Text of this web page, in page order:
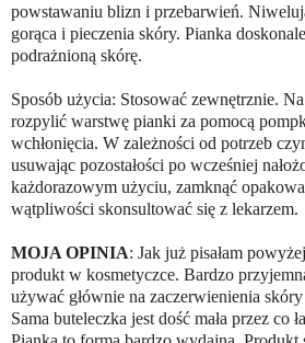
powstawaniu blizn i przebarwień.
gorąca i pieczenia skóry. Pianka
podrażnioną skórę.
Sposób użycia: Stosować zewnętrznie.
rozpylić warstwę pianki za pomocą
wchłonięcia. W zależności od potrzeb
usuwając pozostałości po wcześniej
każdorazowym użyciu, zamknąć
wątpliwości skonsultować się z lekarzem.
MOJA OPINIA: Jak już pisałam
produkt w kosmetyczce. Bardzo
używać głównie na zaczerwienienia
Sama buteleczka jest dość mała przez co